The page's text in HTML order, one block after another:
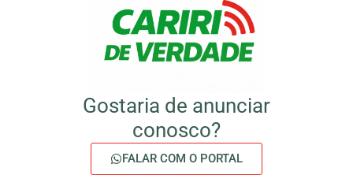
Gostaria de anunciar
conosco?
FALAR COM O PORTAL